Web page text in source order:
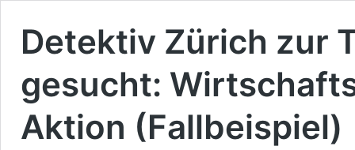
Detektiv Zürich zur
gesucht:
Aktion (Fallbeispiel)